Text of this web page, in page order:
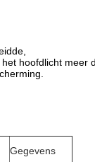
hoofdlicht meer
Gegevens